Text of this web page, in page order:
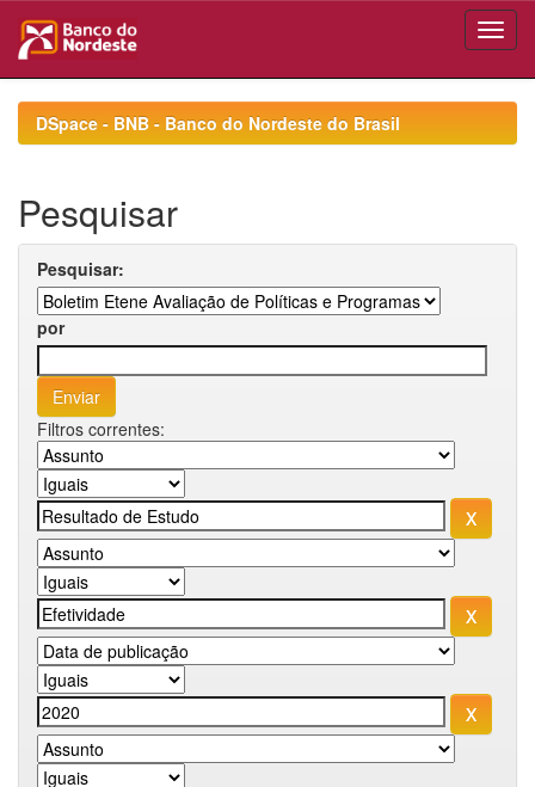
navigationDSpace - BNB - Banco do Nordeste do Brasil
Pesquisar
Pesquisar:
por
Filtros correntes: